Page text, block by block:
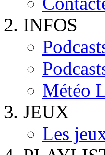
INFOS
Météo
JEUX
Les